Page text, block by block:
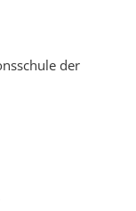
der